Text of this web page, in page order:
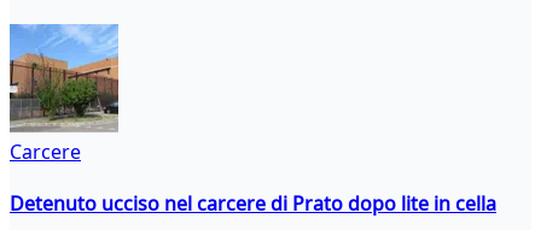
Carcere
Detenuto ucciso nel carcere di Prato dopo lite in cella